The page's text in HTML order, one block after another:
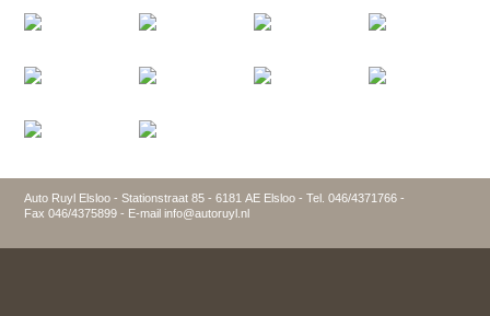
Auto Ruyl Elsloo - Stationstraat 85 - 6181 AE Elsloo - Tel. 046/4371766 -
Fax 046/4375899 - E-mail info@autoruyl.nl